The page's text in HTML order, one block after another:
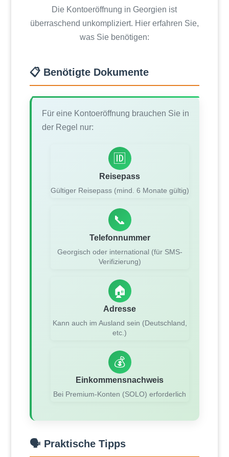
Die Kontoeröffnung in Georgien ist
überraschend unkompliziert. Hier erfahren Sie,
was Sie benötigen:
📋 Benötigte Dokumente
Für eine Kontoeröffnung brauchen Sie in
der Regel nur:
🆔
Reisepass
Gültiger Reisepass (mind. 6 Monate gültig)
📞
Telefonnummer
Georgisch oder international (für SMS-
Verifizierung)
🏠
Adresse
Kann auch im Ausland sein (Deutschland,
etc.)
💰
Einkommensnachweis
Bei Premium-Konten (SOLO) erforderlich
🗣️ Praktische Tipps